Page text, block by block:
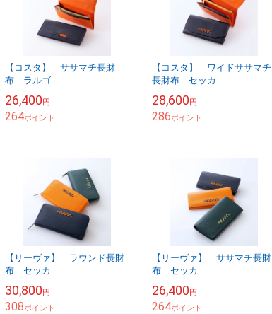
【コスタ】 ササマチ長財
布 ラルゴ
26,400円
264ポイント
【コスタ】 ワイドササマチ
長財布 セッカ
28,600円
286ポイント
【リーヴァ】 ラウンド長財
布 セッカ
30,800円
308ポイント
【リーヴァ】 ササマチ長財
布 セッカ
26,400円
264ポイント